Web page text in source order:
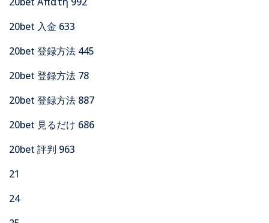
20bet 入金 633
20bet 登録方法 445
20bet 登録方法 78
20bet 登録方法 887
20bet 見るだけ 686
20bet 評判 963
21
24